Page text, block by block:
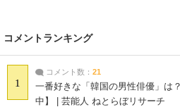
コメントランキング
1
コメント数： 21
一番好きな「韓国の男性俳優」は
中】 | 芸能人 ねとらぼリサーチ